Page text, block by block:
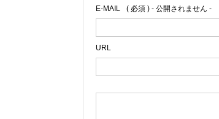
E-MAIL ( 必須 ) - 公開されません -
URL